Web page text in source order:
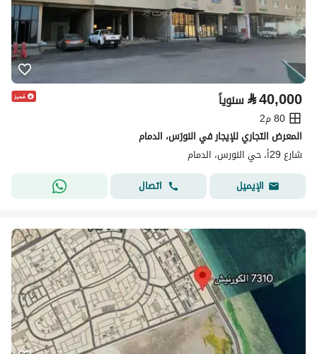
⃁40,000 سنوياً
80 م2
المعرض التجاري للإيجار في النورَس، الدمام
شارع 29أ، حي النورس، الدمام
الإيميل
اتصال